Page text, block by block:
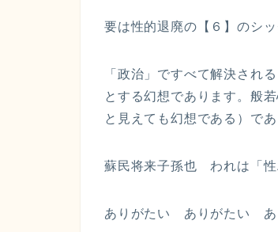
要は性的退廃の【６】のシ
「政治」ですべて解決され
とする幻想であります。般
と見えても幻想である）であ
蘇民将来子孫也 われは「性
ありがたい ありがたい